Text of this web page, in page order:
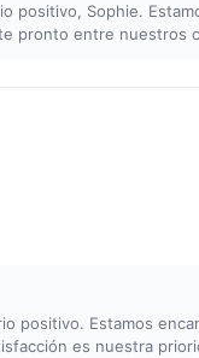
positivo, Sophie.
pronto entre nuestros
positivo. Estamos
es nuestra